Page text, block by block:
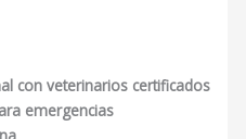
con veterinarios certificados
emergencias